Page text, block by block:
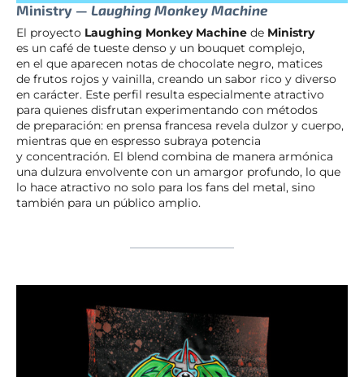
Ministry — Laughing Monkey Machine
El proyecto Laughing Monkey Machine de Ministry
es un café de tueste denso y un bouquet complejo,
en el que aparecen notas de chocolate negro, matices
de frutos rojos y vainilla, creando un sabor rico y diverso
en carácter. Este perfil resulta especialmente atractivo
para quienes disfrutan experimentando con métodos
de preparación: en prensa francesa revela dulzor y cuerpo,
mientras que en espresso subraya potencia
y concentración. El blend combina de manera armónica
una dulzura envolvente con un amargor profundo, lo que
lo hace atractivo no solo para los fans del metal, sino
también para un público amplio.